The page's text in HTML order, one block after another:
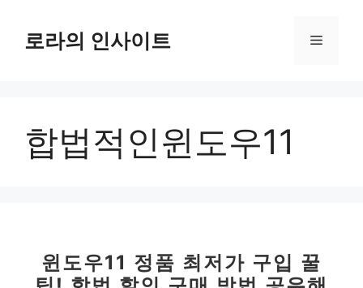
로라의 인사이트 메
합법적인윈도우11
윈도우11 정품 최저가 구입 꿀